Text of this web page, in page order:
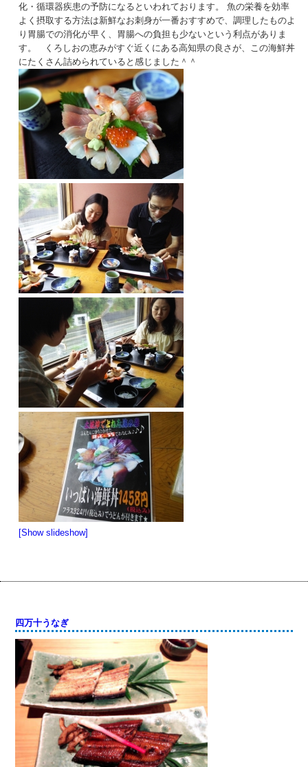
化・循環器疾患の予防になるといわれております。 魚の栄養を効率
よく摂取する方法は新鮮なお刺身が一番おすすめで、調理したものよ
り胃腸での消化が早く、胃腸への負担も少ないという利点がありま
す。 くろしおの恵みがすぐ近くにある高知県の良さが、この海鮮丼
にたくさん詰められていると感じました＾＾
[Show slideshow]
四万十うなぎ